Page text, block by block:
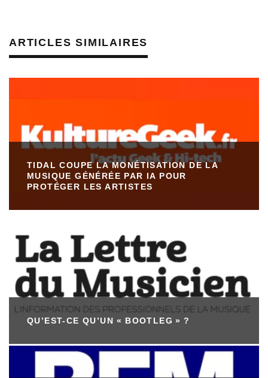
ARTICLES SIMILAIRES
TIDAL COUPE LA MONÉTISATION DE LA
MUSIQUE GÉNÉRÉE PAR IA POUR
PROTÉGER LES ARTISTES
QU’EST-CE QU’UN « BOOTLEG » ?